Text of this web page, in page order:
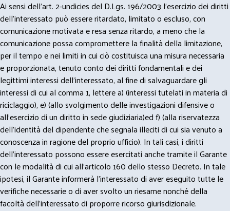
Ai sensi dell’art. 2-undicies del D.Lgs. 196/2003 l’esercizio dei diritti
dell’interessato può essere ritardato, limitato o escluso, con
comunicazione motivata e resa senza ritardo, a meno che la
comunicazione possa compromettere la finalità della limitazione,
per il tempo e nei limiti in cui ciò costituisca una misura necessaria
e proporzionata, tenuto conto dei diritti fondamentali e dei
legittimi interessi dell’interessato, al fine di salvaguardare gli
interessi di cui al comma 1, lettere a) (interessi tutelati in materia di
riciclaggio), e) (allo svolgimento delle investigazioni difensive o
all’esercizio di un diritto in sede giudiziaria)ed f) (alla riservatezza
dell’identità del dipendente che segnala illeciti di cui sia venuto a
conoscenza in ragione del proprio ufficio). In tali casi, i diritti
dell’interessato possono essere esercitati anche tramite il Garante
con le modalità di cui all’articolo 160 dello stesso Decreto. In tale
ipotesi, il Garante informerà l’interessato di aver eseguito tutte le
verifiche necessarie o di aver svolto un riesame nonché della
facoltà dell’interessato di proporre ricorso giurisdizionale.